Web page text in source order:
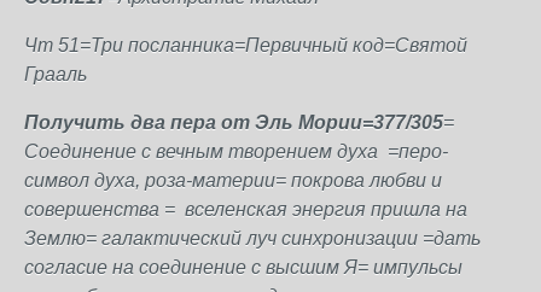
Чт 51=Три посланника=Первичный код=Святой
Грааль
Получить два пера от Эль Мории=377/305=
Соединение с вечным творением духа =перо-
символ духа, роза-материи= покрова любви и
совершенства = вселенская энергия пришла на
Землю= галактический луч синхронизации =дать
согласие на соединение с высшим Я= импульсы